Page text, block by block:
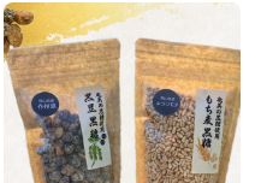
ーネ、レモンでドリンクをつくり、3種類
のドリンクセットにしました。